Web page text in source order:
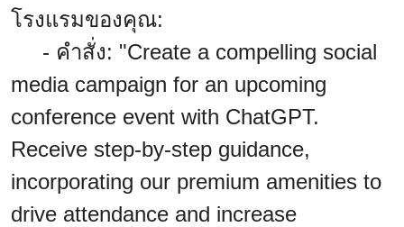
โรงแรมของคุณ:
- คำสั่ง: "Create a compelling social
media campaign for an upcoming
conference event with ChatGPT.
Receive step-by-step guidance,
incorporating our premium amenities to
drive attendance and increase